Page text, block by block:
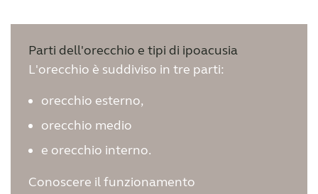
Parti dell'orecchio e tipi di ipoacusia
L'orecchio è suddiviso in tre parti:
orecchio esterno,
orecchio medio
e orecchio interno.
Conoscere il funzionamento